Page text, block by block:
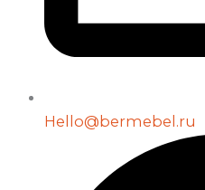
Hello@bermebel.ru